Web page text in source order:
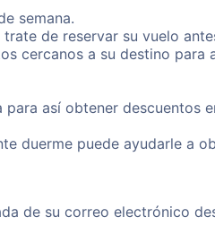
semana.
de reservar su vuelo
cercanos a su destino para
así obtener descuentos
duerme puede ayudarle a
de su correo electrónico